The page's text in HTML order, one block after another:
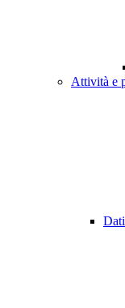
Attività e